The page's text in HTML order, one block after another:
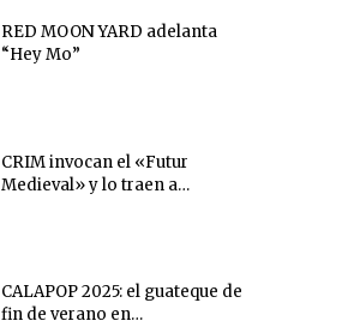
RED MOON YARD adelanta
“Hey Mo”
CRIM invocan el «Futur
Medieval» y lo traen a…
CALAPOP 2025: el guateque de
fin de verano en…